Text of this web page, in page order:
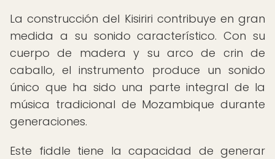
La construcción del Kisiriri contribuye en gran
medida a su sonido característico. Con su
cuerpo de madera y su arco de crin de
caballo, el instrumento produce un sonido
único que ha sido una parte integral de la
música tradicional de Mozambique durante
generaciones.
Este fiddle tiene la capacidad de generar